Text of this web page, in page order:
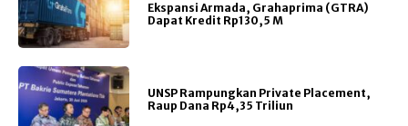
Ekspansi Armada, Grahaprima (GTRA)
Dapat Kredit Rp130,5 M
UNSP Rampungkan Private Placement,
Raup Dana Rp4,35 Triliun